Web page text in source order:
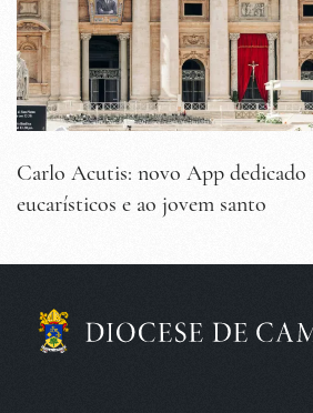
Carlo Acutis: novo App dedicado
eucarísticos e ao jovem santo